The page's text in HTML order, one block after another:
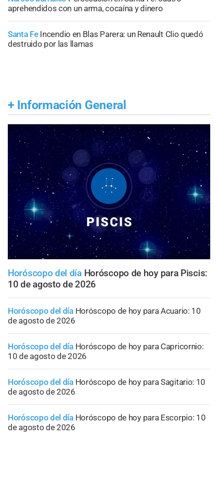
aprehendidos con un arma, cocaína y dinero
Santa Fe Incendio en Blas Parera: un Renault Clio quedó
destruido por las llamas
+ Información General
Horóscopo del día Horóscopo de hoy para Piscis:
10 de agosto de 2026
Horóscopo del día Horóscopo de hoy para Acuario: 10
de agosto de 2026
Horóscopo del día Horóscopo de hoy para Capricornio:
10 de agosto de 2026
Horóscopo del día Horóscopo de hoy para Sagitario: 10
de agosto de 2026
Horóscopo del día Horóscopo de hoy para Escorpio: 10
de agosto de 2026